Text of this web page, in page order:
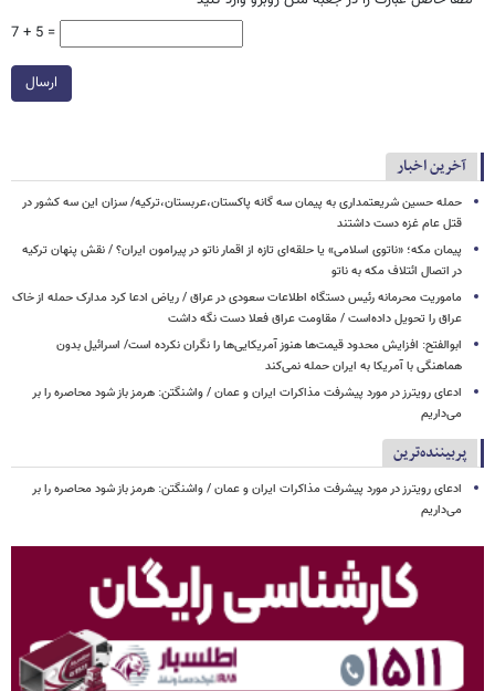
7 + 5 =
ارسال
آخرین اخبار
حمله حسین شریعتمداری به پیمان سه گانه پاکستان،عربستان،ترکیه/ سزان این سه کشور در
قتل عام غزه دست داشتند
پیمان مکه؛ «ناتوی اسلامی» یا حلقه‌ای تازه از اقمار ناتو در پیرامون ایران؟ / نقش پنهان ترکیه
در اتصال ائتلاف مکه به ناتو
ماموریت محرمانه رئیس دستگاه اطلاعات سعودی در عراق / ریاض ادعا کرد مدارک حمله از خاک
عراق را تحویل داده‌است / مقاومت عراق فعلا دست نگه داشت
ابوالفتح: افزایش محدود قیمت‌ها هنوز آمریکایی‌ها را نگران نکرده است/ اسرائیل بدون
هماهنگی با آمریکا به ایران حمله نمی‌کند
ادعای رویترز در مورد پیشرفت مذاکرات ایران و عمان / واشنگتن: هرمز باز شود محاصره را بر
می‌داریم
پربیننده‌ترین
ادعای رویترز در مورد پیشرفت مذاکرات ایران و عمان / واشنگتن: هرمز باز شود محاصره را بر
می‌داریم